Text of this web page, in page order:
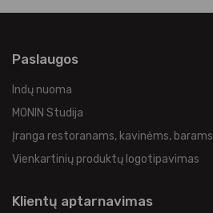
Paslaugos
Indų nuoma
MONIN Studija
Įranga restoranams, kavinėms, barams
Vienkartinių produktų logotipavimas
Klientų aptarnavimas